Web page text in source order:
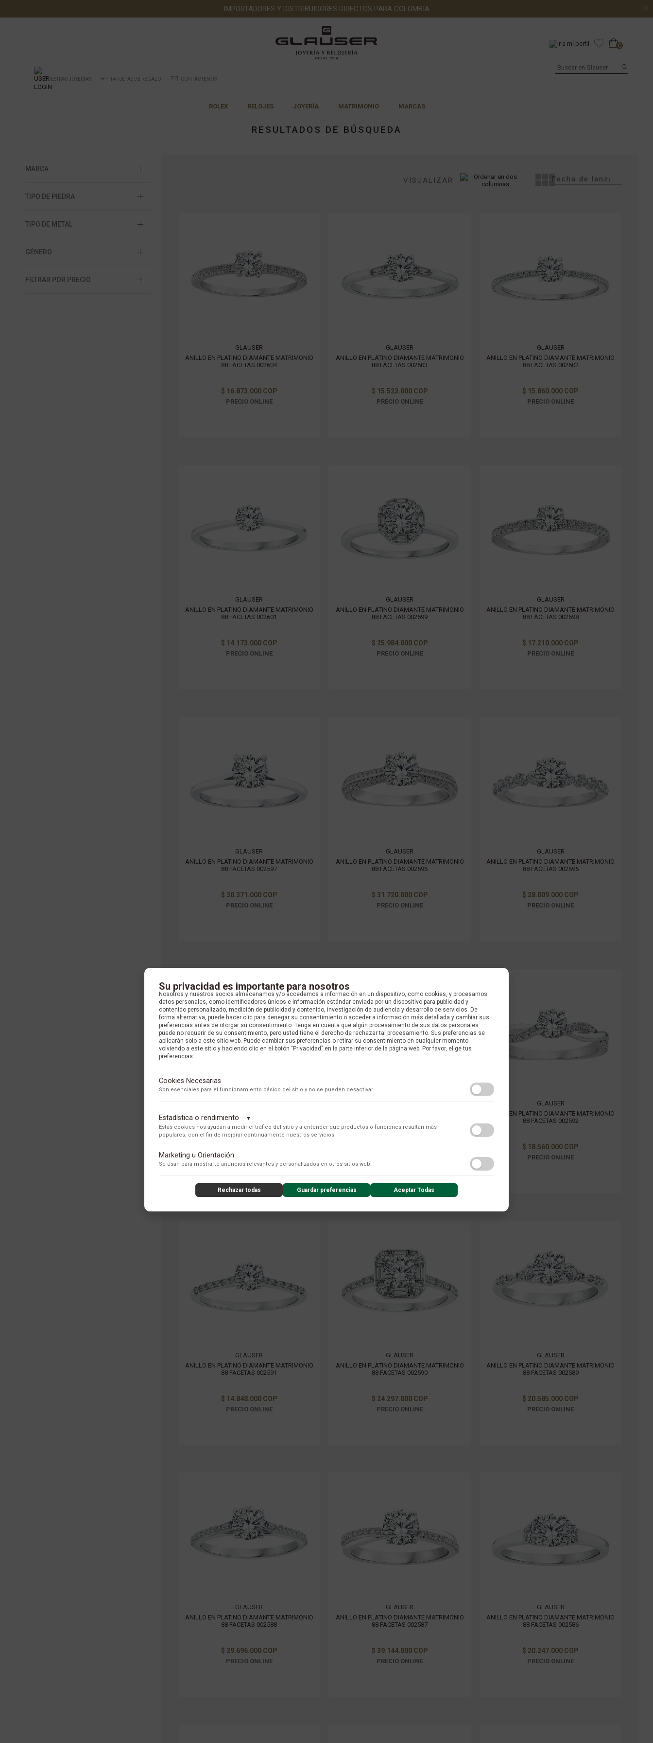
IMPORTADORES Y DISTRIBUIDORES DIRECTOS PARA COLOMBIA
0
NUESTRAS JOYERÍAS TARJETAS DE REGALO CONTÁCTENOS
ROLEX RELOJES JOYERÍA MATRIMONIO MARCAS
RESULTADOS DE BÚSQUEDA
MARCA
TIPO DE PIEDRA
TIPO DE METAL
GÉNERO
FILTRAR POR PRECIO
VISUALIZAR
GLAUSER
ANILLO EN PLATINO DIAMANTE MATRIMONIO
88 FACETAS 002604
$ 16.873.000 COP
PRECIO ONLINE
GLAUSER
ANILLO EN PLATINO DIAMANTE MATRIMONIO
88 FACETAS 002603
$ 15.523.000 COP
PRECIO ONLINE
GLAUSER
ANILLO EN PLATINO DIAMANTE MATRIMONIO
88 FACETAS 002602
$ 15.860.000 COP
PRECIO ONLINE
GLAUSER
ANILLO EN PLATINO DIAMANTE MATRIMONIO
88 FACETAS 002601
$ 14.173.000 COP
PRECIO ONLINE
GLAUSER
ANILLO EN PLATINO DIAMANTE MATRIMONIO
88 FACETAS 002599
$ 25.984.000 COP
PRECIO ONLINE
GLAUSER
ANILLO EN PLATINO DIAMANTE MATRIMONIO
88 FACETAS 002598
$ 17.210.000 COP
PRECIO ONLINE
GLAUSER
ANILLO EN PLATINO DIAMANTE MATRIMONIO
88 FACETAS 002597
$ 30.371.000 COP
PRECIO ONLINE
GLAUSER
ANILLO EN PLATINO DIAMANTE MATRIMONIO
88 FACETAS 002596
$ 31.720.000 COP
PRECIO ONLINE
GLAUSER
ANILLO EN PLATINO DIAMANTE MATRIMONIO
88 FACETAS 002595
$ 28.009.000 COP
PRECIO ONLINE
ANILLO EN PLATINO DIAMANTE MATRIMONIO
88 FACETAS 002594
PRECIO ONLINE
GLAUSER
ANILLO EN PLATINO DIAMANTE MATRIMONIO
88 FACETAS 002592
$ 18.560.000 COP
PRECIO ONLINE
GLAUSER
ANILLO EN PLATINO DIAMANTE MATRIMONIO
88 FACETAS 002591
$ 14.848.000 COP
PRECIO ONLINE
GLAUSER
ANILLO EN PLATINO DIAMANTE MATRIMONIO
88 FACETAS 002590
$ 24.297.000 COP
PRECIO ONLINE
GLAUSER
ANILLO EN PLATINO DIAMANTE MATRIMONIO
88 FACETAS 002589
$ 20.585.000 COP
PRECIO ONLINE
GLAUSER
ANILLO EN PLATINO DIAMANTE MATRIMONIO
88 FACETAS 002588
$ 29.696.000 COP
PRECIO ONLINE
GLAUSER
ANILLO EN PLATINO DIAMANTE MATRIMONIO
88 FACETAS 002587
$ 39.144.000 COP
PRECIO ONLINE
GLAUSER
ANILLO EN PLATINO DIAMANTE MATRIMONIO
88 FACETAS 002586
$ 20.247.000 COP
PRECIO ONLINE
Su privacidad es importante para nosotros
Nosotros y nuestros socios almacenamos y/o accedemos a información en un dispositivo, como cookies, y procesamos
datos personales, como identificadores únicos e información estándar enviada por un dispositivo para publicidad y
contenido personalizado, medición de publicidad y contenido, investigación de audiencia y desarrollo de servicios. De
forma alternativa, puede hacer clic para denegar su consentimiento o acceder a información más detallada y cambiar sus
preferencias antes de otorgar su consentimiento. Tenga en cuenta que algún procesamiento de sus datos personales
puede no requerir de su consentimiento, pero usted tiene el derecho de rechazar tal procesamiento. Sus preferencias se
aplicarán solo a este sitio web. Puede cambiar sus preferencias o retirar su consentimiento en cualquier momento
volviendo a este sitio y haciendo clic en el botón "Privacidad" en la parte inferior de la página web. Por favor, elige tus
preferencias:
Cookies Necesarias
Son esenciales para el funcionamiento básico del sitio y no se pueden desactivar.
Estadística o rendimiento ▼
Estas cookies nos ayudan a medir el tráfico del sitio y a entender qué productos o funciones resultan más
populares, con el fin de mejorar continuamente nuestros servicios.
Adobe Analytics
Utilizamos Adobe Analytics para recopilar datos de uso anónimos, lo que nos permite analizar el rendimiento de nuestro contenido y las interacciones de
los usuarios.
ContentSquare
con exclusión de datos sensibles) y análisis de formularios.
Marketing u Orientación
Se usan para mostrarte anuncios relevantes y personalizados en otros sitios web.
Rechazar todas Guardar preferencias Aceptar Todas